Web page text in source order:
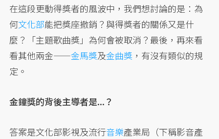
在這段更動得獎者的風波中，我們想討論的是：為
何文化部能把獎座撤銷？與得獎者的關係又是什
麼？「主題歌曲獎」為何會被取消？最後，再來看
看其他兩金——金馬獎及金曲獎 ，有沒有類似的規
定。
金鐘獎的背後主導者是...？
答案是文化部影視及流行音樂產業局（下稱影音產